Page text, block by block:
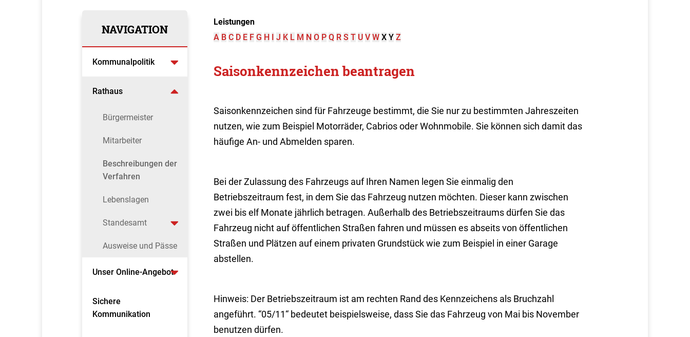
NAVIGATION
Kommunalpolitik
Rathaus
Bürgermeister
Mitarbeiter
Beschreibungen der
Verfahren
Lebenslagen
Standesamt
Ausweise und Pässe
Unser Online-Angebot
Sichere
Kommunikation
Leistungen
A B C D E F G H I J K L M N O P Q R S T U V W X Y Z
Saisonkennzeichen beantragen
Saisonkennzeichen sind für Fahrzeuge bestimmt, die Sie nur zu bestimmten Jahreszeiten
nutzen, wie zum Beispiel Motorräder, Cabrios oder Wohnmobile. Sie können sich damit das
häufige An- und Abmelden sparen.
Bei der Zulassung des Fahrzeugs auf Ihren Namen legen Sie einmalig den
Betriebszeitraum fest, in dem Sie das Fahrzeug nutzen möchten. Dieser kann zwischen
zwei bis elf Monate jährlich betragen. Außerhalb des Betriebszeitraums dürfen Sie das
Fahrzeug nicht auf öffentlichen Straßen fahren und müssen es abseits von öffentlichen
Straßen und Plätzen auf einem privaten Grundstückwie zum Beispiel in einer Garage
abstellen.
Hinweis: Der Betriebszeitraum ist am rechten Rand des Kennzeichens als Bruchzahl
angeführt. “05/11“ bedeutet beispielsweise, dass Sie das Fahrzeug von Mai bis November
benutzen dürfen.